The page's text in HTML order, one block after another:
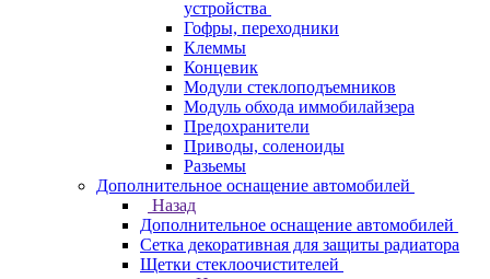
устройства
Гофры, переходники
Клеммы
Концевик
Модули стеклоподъемников
Модуль обхода иммобилайзера
Предохранители
Приводы, соленоиды
Разьемы
Дополнительное оснащение автомобилей
Назад
Дополнительное оснащение автомобилей
Сетка декоративная для защиты радиатора
Щетки стеклоочистителей